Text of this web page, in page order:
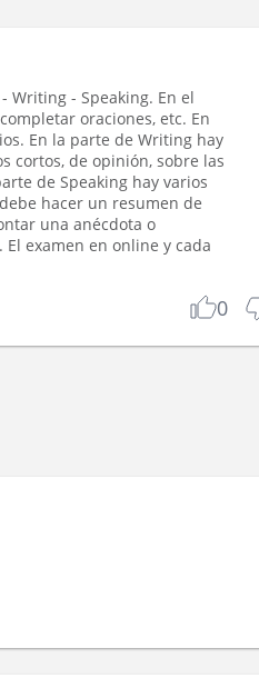
Writing - Speaking. En el
oraciones, etc. En
En la parte de Writing hay
cortos, de opinión, sobre las
de Speaking hay varios
hacer un resumen de
una anécdota o
examen en online y cada
0